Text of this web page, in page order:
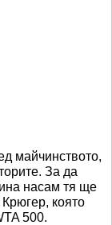
майчинството,
За да
насам тя ще
която
500.